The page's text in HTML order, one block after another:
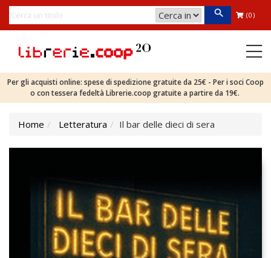
(0)
Per gli acquisti online: spese di spedizione gratuite da 25€ - Per i soci Coop
o con tessera fedeltà Librerie.coop gratuite a partire da 19€.
Home Letteratura Il bar delle dieci di sera